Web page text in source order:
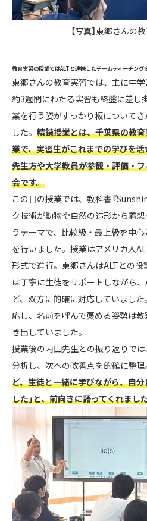
【写真】東郷さんの
教育実習の授業ではALTと連携したチームティーチング
東郷さんの教育実習では、主に中学
約3週間にわたる実習も終盤に差し
業を行う姿がすっかり板についてき
した。 精錬授業とは、千葉県の教
業で、実習生がこれまでの学びを
先生方や大学教員が参観・評価・
会です。
この日の授業では、教科書『
ク技術が動物や自然の造形から着
うテーマで、比較級・最上級を中
を行いました。授業はアメリカ人
形式で進行。東郷さんはALTとの
は丁寧に生徒をサポートしながら
ど、双方に的確に対応していまし
応し、名前を呼んで褒める姿勢は
き出していました。
授業後の内田先生との振り返りで
分析し、次への改善点を的確に整理
ど、生徒と一緒に学びながら、自
した」と、前向きに語ってくれまし